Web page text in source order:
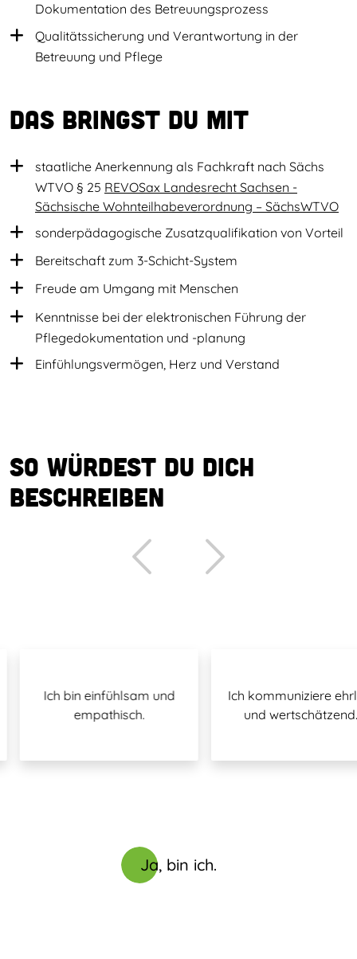
Dokumentation des Betreuungsprozess
Qualitätssicherung und Verantwortung in der
Betreuung und Pflege
Das bringst du mit
staatliche Anerkennung als Fachkraft nach Sächs
WTVO § 25 REVOSax Landesrecht Sachsen -
Sächsische Wohnteilhabeverordnung – SächsWTVO
sonderpädagogische Zusatzqualifikation von Vorteil
Bereitschaft zum 3-Schicht-System
Freude am Umgang mit Menschen
Kenntnisse bei der elektronischen Führung der
Pflegedokumentation und -planung
Einfühlungsvermögen, Herz und Verstand
So würdest du dich
beschreiben
Ich bin einfühlsam und
empathisch.
Ich kommuniziere
und wertschätzend.
Ja, bin ich.